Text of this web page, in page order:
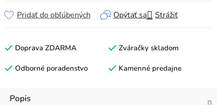
Opýtať sa Strážiť
Pridať do obľúbených
Doprava ZDARMA Zváračky skladom
Odborné poradenstvo Kamenné predajne
Popis